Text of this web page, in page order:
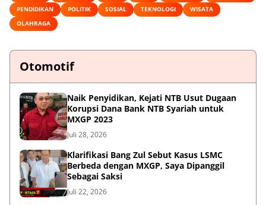
PENDIDIKAN
POLITIK SOSIAL TEKNOLOGI
WISATA
OLAHRAGA
Otomotif
Naik Penyidikan, Kejati NTB Usut Dugaan
Korupsi Dana Bank NTB Syariah untuk
MXGP 2023
Juli 28, 2026
Klarifikasi Bang Zul Sebut Kasus LSMC
Berbeda dengan MXGP, Saya Dipanggil
Sebagai Saksi
Juli 22, 2026